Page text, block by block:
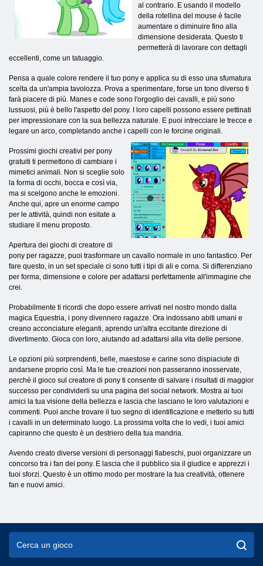
al contrario. E usando il modello
della rotellina del mouse è facile
aumentare o diminuire fino alla
dimensione desiderata. Questo ti
permetterà di lavorare con dettagli
eccellenti, come un tatuaggio.
Pensa a quale colore rendere il tuo pony e applica su di esso una sfumatura
scelta da un'ampia tavolozza. Prova a sperimentare, forse un tono diverso ti
farà piacere di più. Manes e code sono l'orgoglio dei cavalli, e più sono
lussuosi, più è bello l'aspetto del pony. I loro capelli possono essere pettinati
per impressionare con la sua bellezza naturale. E puoi intrecciare le trecce e
legare un arco, completando anche i capelli con le forcine originali.
Prossimi giochi creativi per pony
gratuiti ti permettono di cambiare i
mimetici animali. Non si sceglie solo
la forma di occhi, bocca e così via,
ma si scelgono anche le emozioni.
Anche qui, apre un enorme campo
per le attività, quindi non esitate a
studiare il menu proposto.
Apertura dei giochi di creatore di
pony per ragazze, puoi trasformare un cavallo normale in uno fantastico. Per
fare questo, in un set speciale ci sono tutti i tipi di ali e corna. Si differenziano
per forma, dimensione e colore per adattarsi perfettamente all'immagine che
crei.
Probabilmente ti ricordi che dopo essere arrivati ​​nel nostro mondo dalla
magica Equestria, i pony divennero ragazze. Ora indossano abiti umani e
creano acconciature eleganti, aprendo un'altra eccitante direzione di
divertimento. Gioca con loro, aiutando ad adattarsi alla vita delle persone.
Le opzioni più sorprendenti, belle, maestose e carine sono dispiaciute di
andarsene proprio così. Ma le tue creazioni non passeranno inosservate,
perché il gioco sul creatore di pony ti consente di salvare i risultati di maggior
successo per condividerli su una pagina del social network. Mostra ai tuoi
amici la tua visione della bellezza e lascia che lasciano le loro valutazioni e
commenti. Puoi anche trovare il tuo segno di identificazione e metterlo su tutti
i cavalli in un determinato luogo. La prossima volta che lo vedi, i tuoi amici
capiranno che questo è un destriero della tua mandria.
Avendo creato diverse versioni di personaggi fiabeschi, puoi organizzare un
concorso tra i fan dei pony. E lascia che il pubblico sia il giudice e apprezzi i
tuoi sforzi. Questo è un ottimo modo per mostrare la tua creatività, ottenere
fan e nuovi amici.